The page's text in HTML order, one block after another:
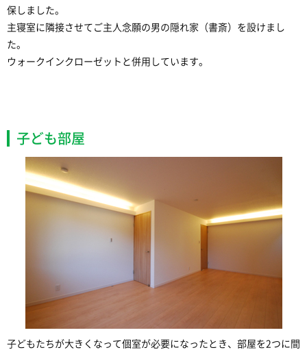
保しました。
主寝室に隣接させてご主人念願の男の隠れ家（書斎）を設けまし
た。
ウォークインクローゼットと併用しています。
子ども部屋
子どもたちが大きくなって個室が必要になったとき、部屋を2つに間